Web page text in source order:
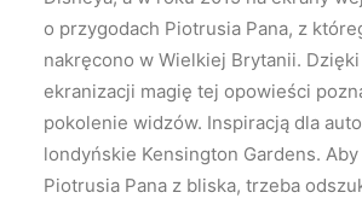
o przygodach Piotrusia Pana, z
nakręcono w Wielkiej Brytanii.
ekranizacji magię tej opowieści
pokolenie widzów. Inspiracją dla
londyńskie Kensington Gardens.
Piotrusia Pana z bliska, trzeba